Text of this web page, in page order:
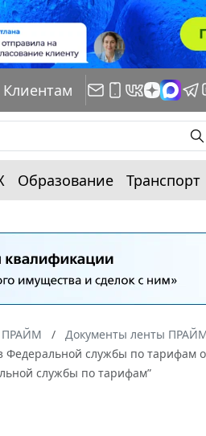
Клиентам
Образование Транспорт
ПРАЙМ Документы ленты
службы по тарифам
службы по тарифам”